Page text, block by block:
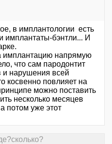
в имплантологии есть
имплантаты-бэнтли... И
имплантацию напрямую
что сам пародонтит
и нарушения всей
косвенно повлияет на
можно поставить
несколько месяцев
потом уже этот